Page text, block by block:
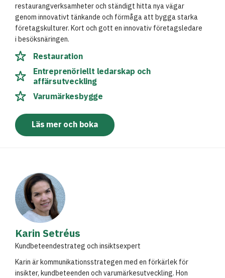
restaurangverksamheter och ständigt hitta nya vägar
genom innovativt tänkande och förmåga att bygga starka
företagskulturer. Kort och gott en innovativ företagsledare
i besöksnäringen.
Restauration
Entreprenöriellt ledarskap och
affärsutveckling
Varumärkesbygge
Läs mer och boka
Karin Setréus
Kundbeteendestrateg och insiktsexpert
Karin är kommunikationsstrategen med en förkärlek för
insikter, kundbeteenden och varumärkesutveckling. Hon